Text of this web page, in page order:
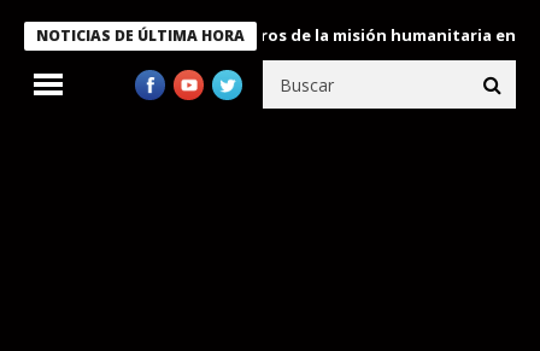
NOTICIAS DE ÚLTIMA HORA
condecora a miembros de la misión humanitaria enviada a